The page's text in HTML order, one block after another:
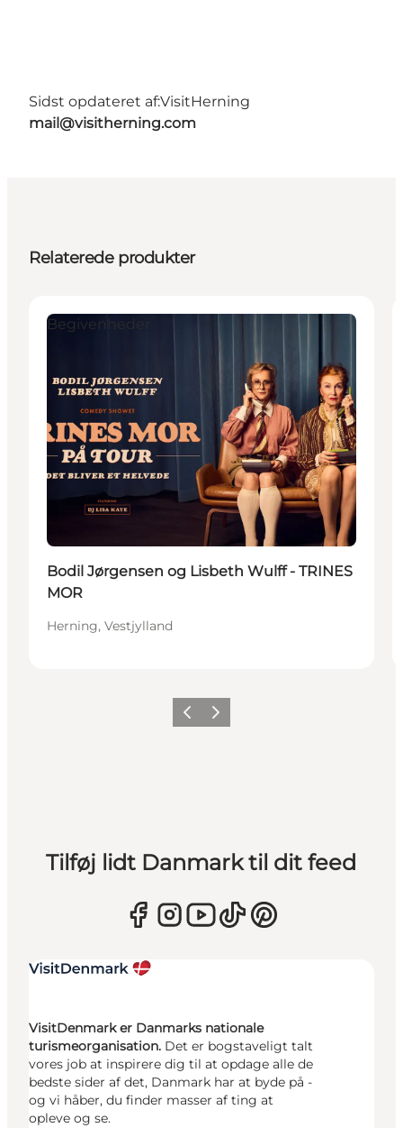
Sidst opdateret af:VisitHerning
mail@visitherning.com
Relaterede produkter
Begivenheder
Bodil Jørgensen og Lisbeth Wulff - TRINES
MOR
Herning, Vestjylland
ForrigeNæste
Tilføj lidt Danmark til dit feed
VisitDenmark er Danmarks nationale
turismeorganisation. Det er bogstaveligt talt
vores job at inspirere dig til at opdage alle de
bedste sider af det, Danmark har at byde på -
og vi håber, du finder masser af ting at
opleve og se.